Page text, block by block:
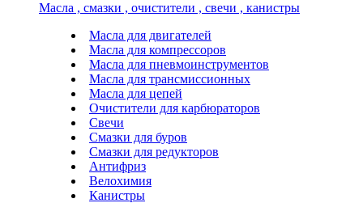
Масла , смазки , очистители , свечи , канистры
Масла для двигателей
Масла для компрессоров
Масла для пневмоинструментов
Масла для трансмиссионных
Масла для цепей
Очистители для карбюраторов
Свечи
Смазки для буров
Смазки для редукторов
Антифриз
Велохимия
Канистры